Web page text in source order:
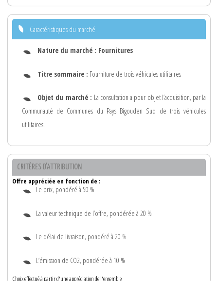
Caractéristiques du marché
Nature du marché : Fournitures
Titre sommaire : Fourniture de trois véhicules utilitaires
Objet du marché : La consultation a pour objet l’acquisition, par la
Communauté de Communes du Pays Bigouden Sud de trois véhicules
utilitaires.
CRITÈRES D'ATTRIBUTION
Offre appréciée en fonction de :
Le prix, pondéré à 50 %
La valeur technique de l’offre, pondérée à 20 %
Le délai de livraison, pondéré à 20 %
L’émission de CO2, pondérée à 10 %
Choix effectué à partir d'une appréciation de l'ensemble